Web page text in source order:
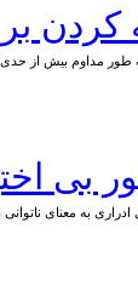
کردن
طور مداوم بیش از حدی
بی
ادراری به معنای